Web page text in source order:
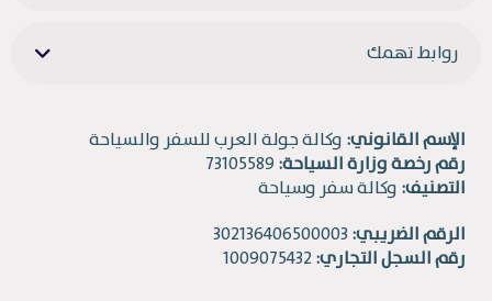
روابط تهمك
الإسم القانوني: وكالة جولة العرب للسفر والسياحة
رقم رخصة وزارة السياحة:
التصنيف: وكالة سفر وسياحة
الرقم الضريبي:
رقم السجل التجاري: